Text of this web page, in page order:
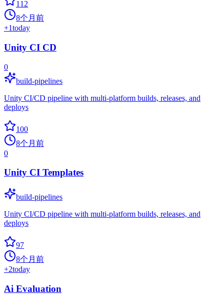
112
8个月前
+1today
Unity CI CD
0
build-pipelines
Unity CI/CD pipeline with multi-platform builds, releases, and
deploys
100
8个月前
0
Unity CI Templates
build-pipelines
Unity CI/CD pipeline with multi-platform builds, releases, and
deploys
97
8个月前
+2today
Ai Evaluation